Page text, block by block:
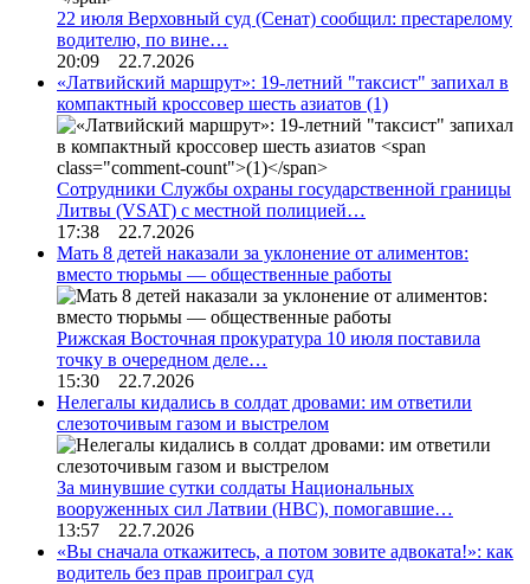
22 июля Верховный суд (Сенат) сообщил: престарелому
водителю, по вине…
20:09 22.7.2026
«Латвийский маршрут»: 19-летний "таксист" запихал в
компактный кроссовер шесть азиатов (1)
Сотрудники Службы охраны государственной границы
Литвы (VSAT) с местной полицией…
17:38 22.7.2026
Мать 8 детей наказали за уклонение от алиментов:
вместо тюрьмы — общественные работы
Рижская Восточная прокуратура 10 июля поставила
точку в очередном деле…
15:30 22.7.2026
Нелегалы кидались в солдат дровами: им ответили
слезоточивым газом и выстрелом
За минувшие сутки солдаты Национальных
вооруженных сил Латвии (НВС), помогавшие…
13:57 22.7.2026
«Вы сначала откажитесь, а потом зовите адвоката!»: как
водитель без прав проиграл суд